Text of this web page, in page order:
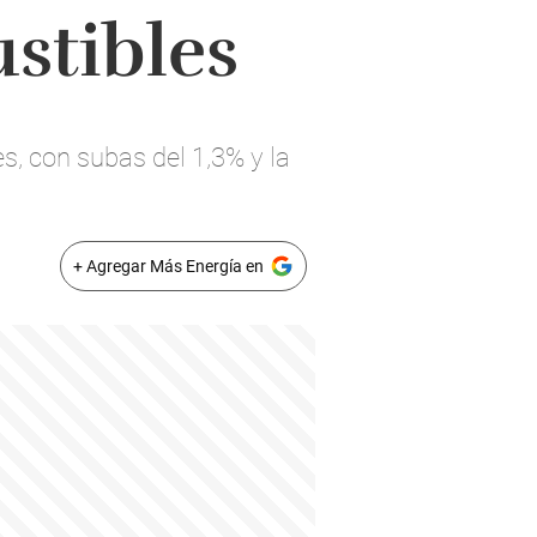
con subas del 1,3% y la
+ Agregar Más Energía en